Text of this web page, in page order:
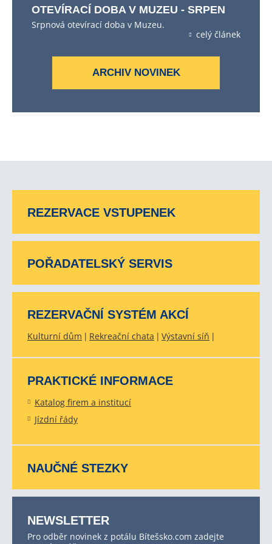
OTEVÍRACÍ DOBA V MUZEU - SRPEN
Srpnová otevírací doba v Muzeu.
celý článek
ARCHIV NOVINEK
REZERVACE VSTUPENEK
POŘADATELSKÝ SERVIS
REZERVAČNÍ SYSTÉM AKCÍ
Kulturní dům Rekreační chata Výstavní síň
PRAKTICKÉ INFORMACE
Katalog firem a institucí
Jízdní řády
NAUČNÉ STEZKY
NEWSLETTER
Pro odběr novinek z potálu Bítešsko.com zadejte